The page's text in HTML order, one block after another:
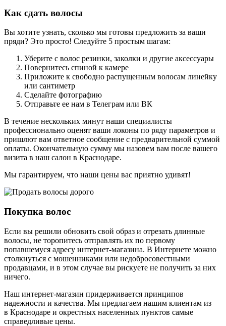
Как сдать волосы
Вы хотите узнать, сколько мы готовы предложить за ваши
пряди? Это просто! Следуйте 5 простым шагам:
Уберите с волос резинки, заколки и другие аксессуары
Повернитесь спиной к камере
Приложите к свободно распущенным волосам линейку
или сантиметр
Сделайте фотографию
Отправьте ее нам в Телеграм или ВК
В течение нескольких минут наши специалисты
профессионально оценят ваши локоны по ряду параметров и
пришлют вам ответное сообщение с предварительной суммой
оплаты. Окончательную сумму мы назовем вам после вашего
визита в наш салон в Краснодаре.
Мы гарантируем, что наши цены вас приятно удивят!
Покупка волос
Если вы решили обновить свой образ и отрезать длинные
волосы, не торопитесь отправлять их по первому
попавшемуся адресу интернет-магазина. В Интернете можно
столкнуться с мошенниками или недобросовестными
продавцами, и в этом случае вы рискуете не получить за них
ничего.
Наш интернет-магазин придерживается принципов
надежности и качества. Мы предлагаем нашим клиентам из
в Краснодаре и окрестных населенных пунктов самые
справедливые цены.